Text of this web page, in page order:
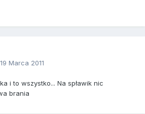
19 Marca 2011
i to wszystko... Na spławik nic
brania